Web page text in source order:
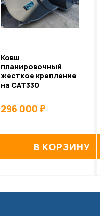
Ковш
планировочный
жесткое крепление
на CAT330
296 000 ₽